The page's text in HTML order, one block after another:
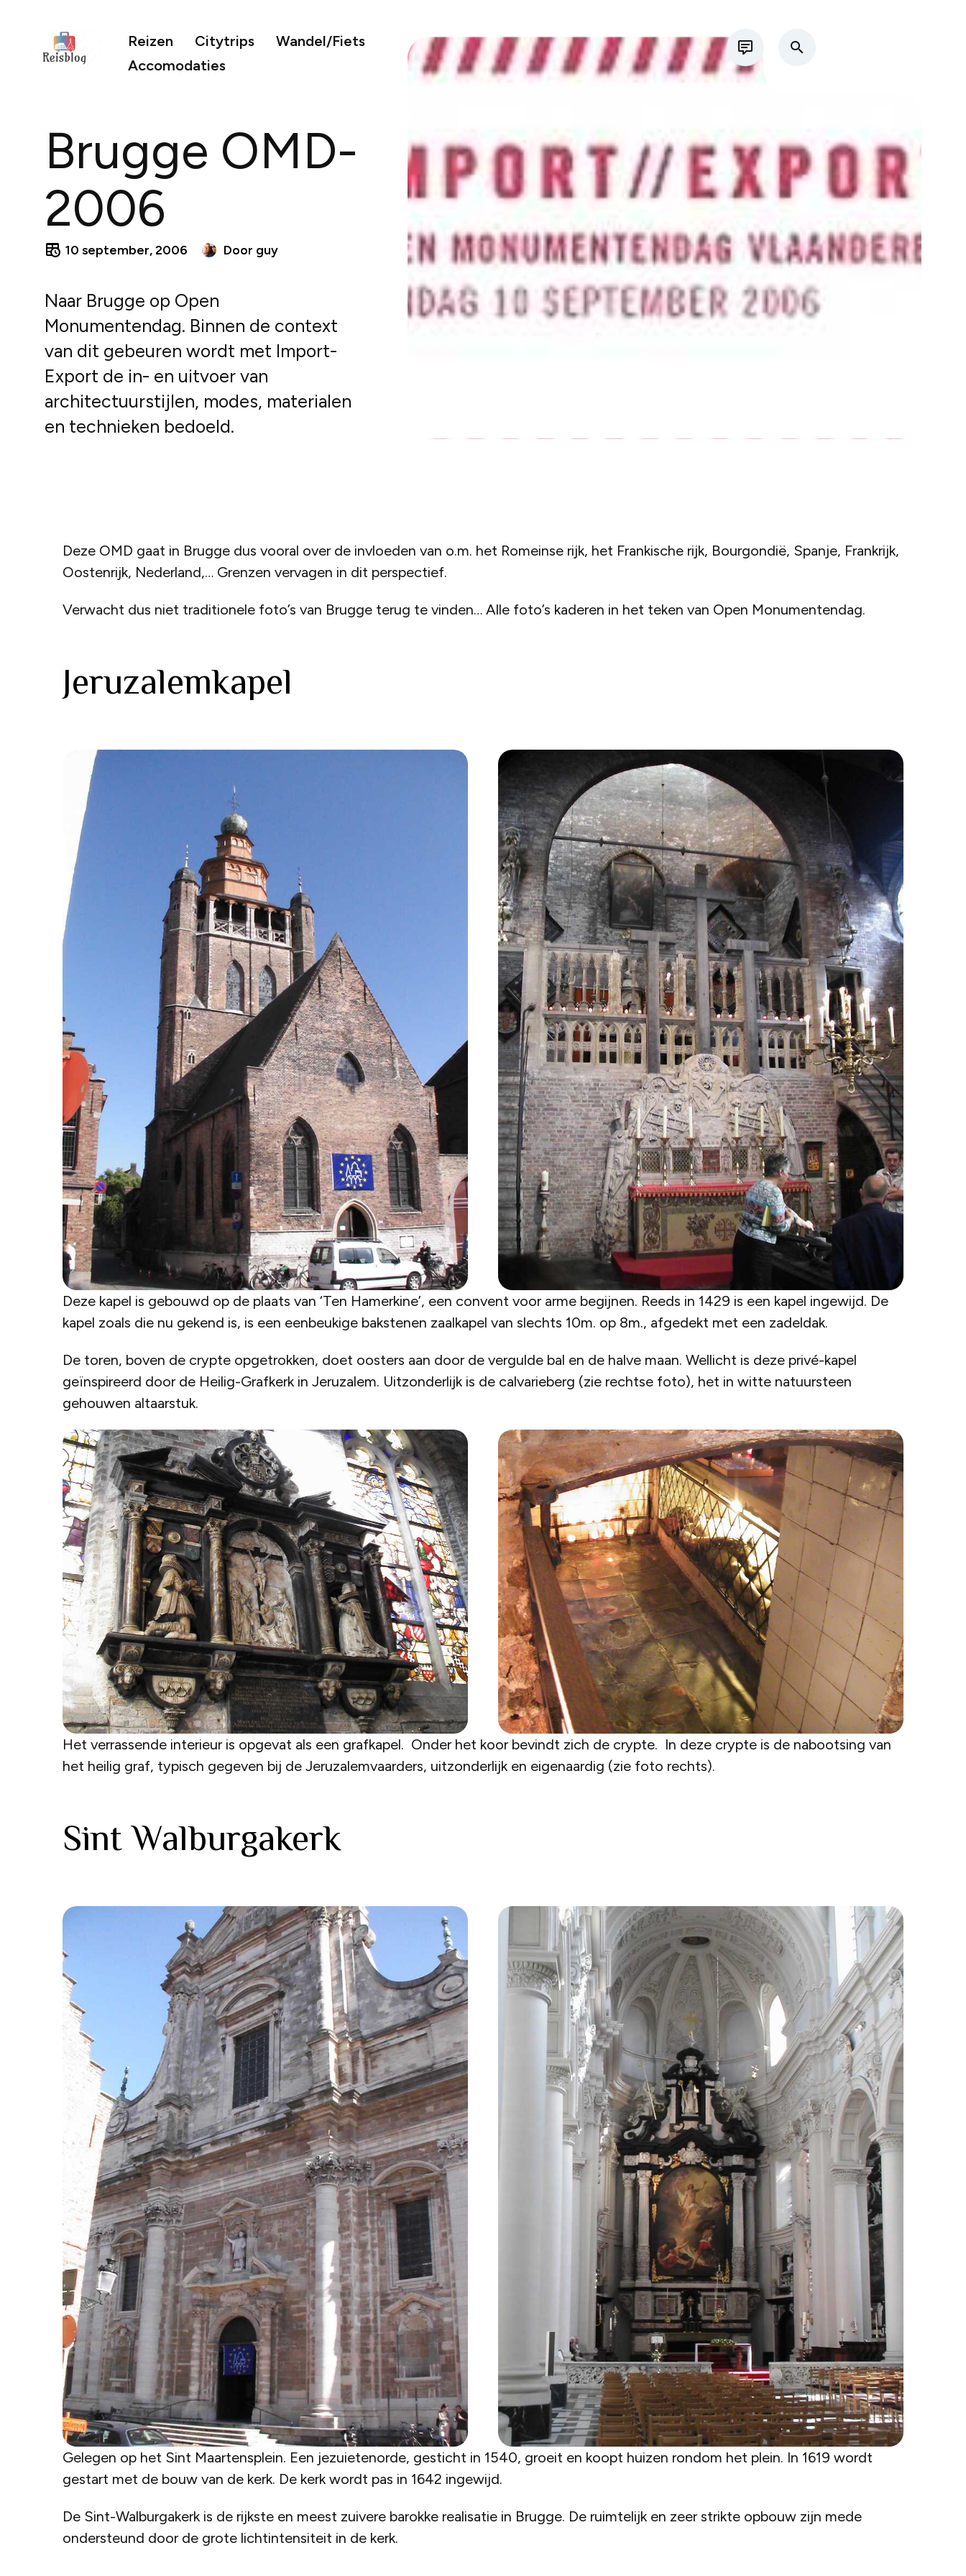
Reizen Citytrips
Wandel/Fiets
Accomodaties
Brugge OMD-
2006
10 september, 2006 Door guy
Naar Brugge op Open
Monumentendag. Binnen de context
van dit gebeuren wordt met Import-
Export de in- en uitvoer van
architectuurstijlen, modes, materialen
en technieken bedoeld.
Deze OMD gaat in Brugge dus vooral over de invloeden van o.m. het Romeinse rijk, het Frankische rijk, Bourgondië, Spanje, Frankrijk,
Oostenrijk, Nederland,… Grenzen vervagen in dit perspectief.
Verwacht dus niet traditionele foto’s van Brugge terug te vinden… Alle foto’s kaderen in het teken van Open Monumentendag.
Jeruzalemkapel
Deze kapel is gebouwd op de plaats van ‘Ten Hamerkine’, een convent voor arme begijnen. Reeds in 1429 is een kapel ingewijd. De
kapel zoals die nu gekend is, is een eenbeukige bakstenen zaalkapel van slechts 10m. op 8m., afgedekt met een zadeldak.
De toren, boven de crypte opgetrokken, doet oosters aan door de vergulde bal en de halve maan. Wellicht is deze privé-kapel
geïnspireerd door de Heilig-Grafkerk in Jeruzalem. Uitzonderlijk is de calvarieberg (zie rechtse foto), het in witte natuursteen
gehouwen altaarstuk.
Het verrassende interieur is opgevat als een grafkapel. Onder het koor bevindt zich de crypte. In deze crypte is de nabootsing van
het heilig graf, typisch gegeven bij de Jeruzalemvaarders, uitzonderlijk en eigenaardig (zie foto rechts).
Sint Walburgakerk
Gelegen op het Sint Maartensplein. Een jezuietenorde, gesticht in 1540, groeit en koopt huizen rondom het plein. In 1619 wordt
gestart met de bouw van de kerk. De kerk wordt pas in 1642 ingewijd.
De Sint-Walburgakerk is de rijkste en meest zuivere barokke realisatie in Brugge. De ruimtelijk en zeer strikte opbouw zijn mede
ondersteund door de grote lichtintensiteit in de kerk.